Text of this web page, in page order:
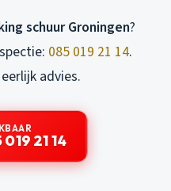
schuur Groningen?
085 019 21 14.
advies.
21 14